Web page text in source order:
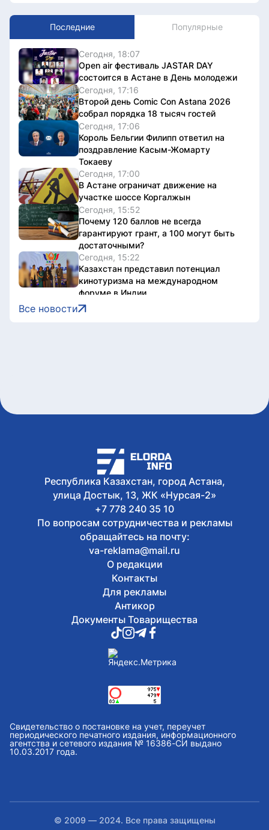
Последние Популярные
Сегодня, 18:07
Open air фестиваль JASTAR DAY
состоится в Астане в День молодежи
Сегодня, 17:16
Второй день Comic Con Astana 2026
собрал порядка 18 тысяч гостей
Сегодня, 17:06
Король Бельгии Филипп ответил на
поздравление Касым-Жомарту
Токаеву
Сегодня, 17:00
В Астане ограничат движение на
участке шоссе Коргалжын
Сегодня, 15:52
Почему 120 баллов не всегда
гарантируют грант, а 100 могут быть
достаточными?
Сегодня, 15:22
Казахстан представил потенциал
кинотуризма на международном
форуме в Индии
Сегодня, 15:22
Жители Астаны получат возможность
Как очищают реку Есиль от
водорослей, тины и мусора в Астане
Все новости
Республика Казахстан, город Астана,
улица Достык, 13, ЖК «Нурсая-2»
+7 778 240 35 10
По вопросам сотрудничества и рекламы
обращайтесь на почту:
va-reklama@mail.ru
О редакции
Контакты
Для рекламы
Антикор
Документы Товарищества
Свидетельство о постановке на учет, переучет
периодического печатного издания, информационного
агентства и сетевого издания № 16386-СИ выдано
10.03.2017 года.
© 2009 — 2024. Все права защищены